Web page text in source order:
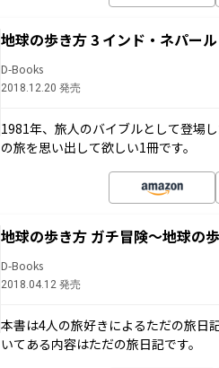
地球の歩き方 3 インド・ネパー
D-Books
2018.12.20 発売
1981年、旅人のバイブルとして登場
の旅を思い出して欲しい1冊です。
地球の歩き方 ガチ冒険～地球の
D-Books
2018.04.12 発売
本書は4人の旅好きによるただの旅日
いてある内容はただの旅日記です。